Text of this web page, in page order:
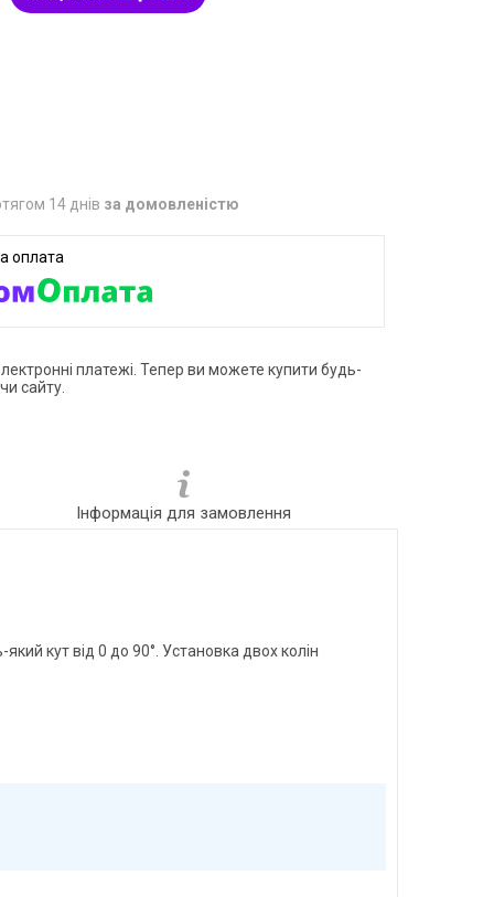
14 днів за домовленістю
платежі. Тепер ви можете купити будь-
сайту.
Інформація для замовлення
кут від 0 до 90°. Установка двох колін